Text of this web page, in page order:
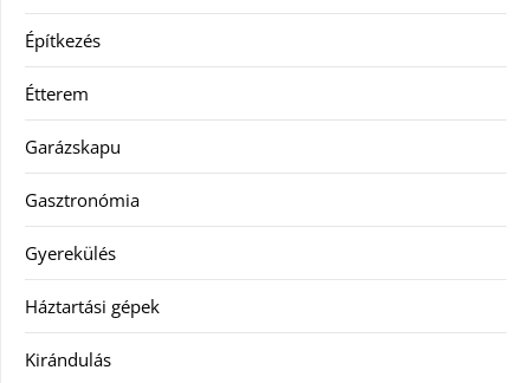
Építkezés
Étterem
Garázskapu
Gasztronómia
Gyerekülés
Háztartási gépek
Kirándulás